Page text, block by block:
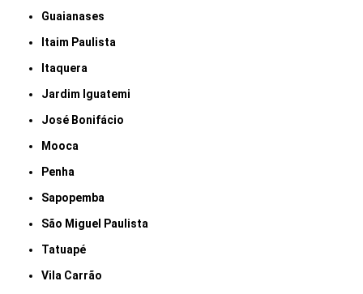
Guaianases
Itaim Paulista
Itaquera
Jardim Iguatemi
José Bonifácio
Mooca
Penha
Sapopemba
São Miguel Paulista
Tatuapé
Vila Carrão